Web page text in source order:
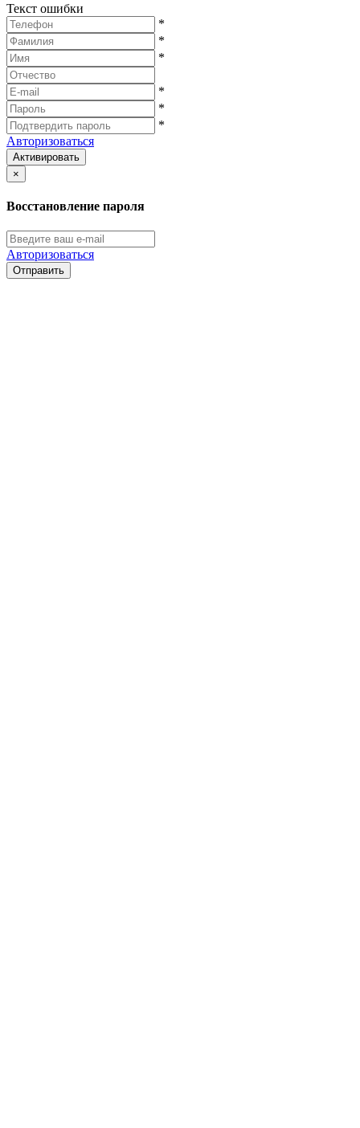
Текст ошибки
*
*
*
*
*
*
Авторизоваться
Активировать
×
Восстановление пароля
Авторизоваться
Отправить